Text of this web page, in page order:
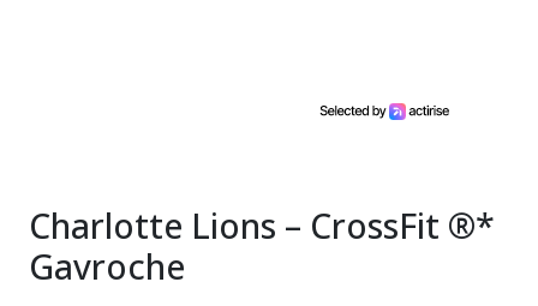
Charlotte Lions – CrossFit ®*
Gavroche